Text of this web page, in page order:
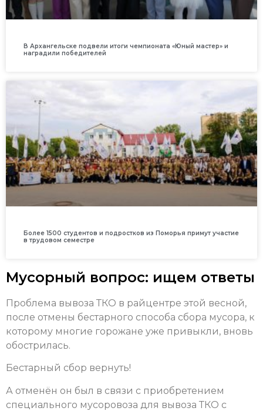
В Архангельске подвели итоги чемпионата «Юный мастер» и
наградили победителей
Более 1500 студентов и подростков из Поморья примут участие
в трудовом семестре
Мусорный вопрос: ищем ответы
Проблема вывоза ТКО в райцентре этой весной,
после отмены бестарного способа сбора мусора, к
которому многие горожане уже привыкли, вновь
обострилась.
Бестарный сбор вернуть!
А отменён он был в связи с приобретением
специального мусоровоза для вывоза ТКО с